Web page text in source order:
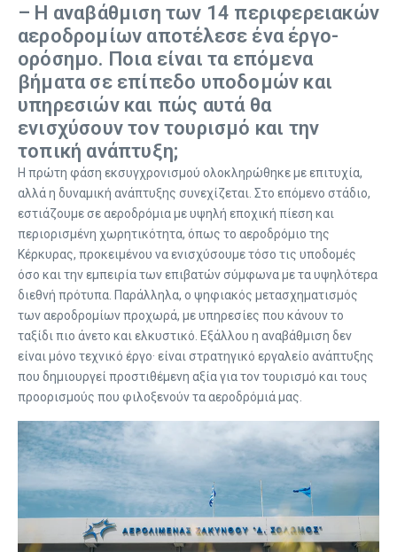
– Η αναβάθμιση των 14 περιφερειακών
αεροδρομίων αποτέλεσε ένα έργο-
ορόσημο. Ποια είναι τα επόμενα
βήματα σε επίπεδο υποδομών και
υπηρεσιών και πώς αυτά θα
ενισχύσουν τον τουρισμό και την
τοπική ανάπτυξη;
Η πρώτη φάση εκσυγχρονισμού ολοκληρώθηκε με επιτυχία,
αλλά η δυναμική ανάπτυξης συνεχίζεται. Στο επόμενο στάδιο,
εστιάζουμε σε αεροδρόμια με υψηλή εποχική πίεση και
περιορισμένη χωρητικότητα, όπως το αεροδρόμιο της
Κέρκυρας, προκειμένου να ενισχύσουμε τόσο τις υποδομές
όσο και την εμπειρία των επιβατών σύμφωνα με τα υψηλότερα
διεθνή πρότυπα. Παράλληλα, ο ψηφιακός μετασχηματισμός
των αεροδρομίων προχωρά, με υπηρεσίες που κάνουν το
ταξίδι πιο άνετο και ελκυστικό. Εξάλλου η αναβάθμιση δεν
είναι μόνο τεχνικό έργο· είναι στρατηγικό εργαλείο ανάπτυξης
που δημιουργεί προστιθέμενη αξία για τον τουρισμό και τους
προορισμούς που φιλοξενούν τα αεροδρόμιά μας.